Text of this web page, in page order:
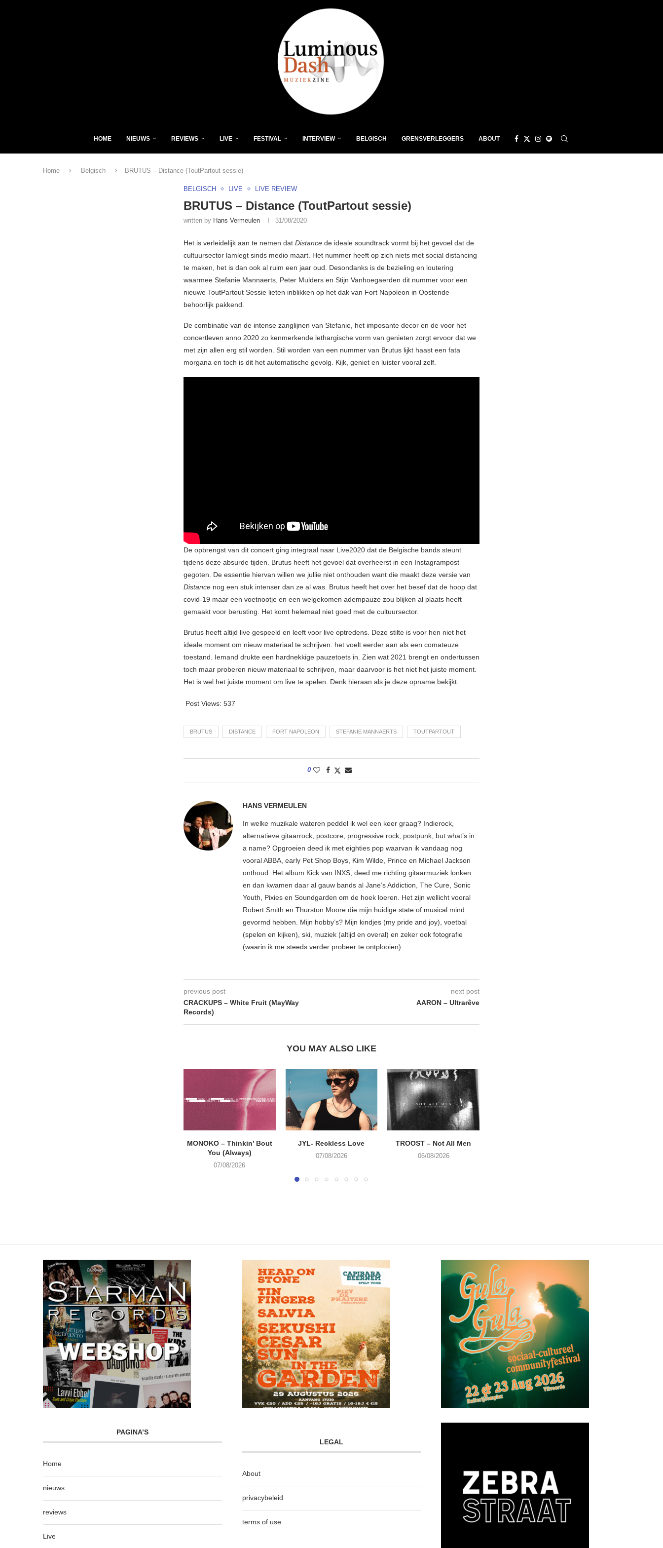
HOME NIEUWS REVIEWS LIVE FESTIVAL INTERVIEW BELGISCH GRENSVERLEGGERS ABOUT
Home Belgisch BRUTUS – Distance (ToutPartout sessie)
BELGISCH LIVE LIVE REVIEW
BRUTUS – Distance (ToutPartout sessie)
written by Hans Vermeulen 31/08/2020
Het is verleidelijk aan te nemen dat Distance de ideale soundtrack vormt bij het gevoel dat de
cultuursector lamlegt sinds medio maart. Het nummer heeft op zich niets met social distancing
te maken, het is dan ook al ruim een jaar oud. Desondanks is de bezieling en loutering
waarmee Stefanie Mannaerts, Peter Mulders en Stijn Vanhoegaerden dit nummer voor een
nieuwe ToutPartout Sessie lieten inblikken op het dak van Fort Napoleon in Oostende
behoorlijk pakkend.
De combinatie van de intense zanglijnen van Stefanie, het imposante decor en de voor het
concertleven anno 2020 zo kenmerkende lethargische vorm van genieten zorgt ervoor dat we
met zijn allen erg stil worden. Stil worden van een nummer van Brutus lijkt haast een fata
morgana en toch is dit het automatische gevolg. Kijk, geniet en luister vooral zelf.
De opbrengst van dit concert ging integraal naar Live2020 dat de Belgische bands steunt
tijdens deze absurde tijden. Brutus heeft het gevoel dat overheerst in een Instagrampost
gegoten. De essentie hiervan willen we jullie niet onthouden want die maakt deze versie van
Distance nog een stuk intenser dan ze al was. Brutus heeft het over het besef dat de hoop dat
covid-19 maar een voetnootje en een welgekomen adempauze zou blijken al plaats heeft
gemaakt voor berusting. Het komt helemaal niet goed met de cultuursector.
Brutus heeft altijd live gespeeld en leeft voor live optredens. Deze stilte is voor hen niet het
ideale moment om nieuw materiaal te schrijven. het voelt eerder aan als een comateuze
toestand. Iemand drukte een hardnekkige pauzetoets in. Zien wat 2021 brengt en ondertussen
toch maar proberen nieuw materiaal te schrijven, maar daarvoor is het niet het juiste moment.
Het is wel het juiste moment om live te spelen. Denk hieraan als je deze opname bekijkt.
Post Views: 537
BRUTUS DISTANCE FORT NAPOLEON STEFANIE MANNAERTS TOUTPARTOUT
0
HANS VERMEULEN
In welke muzikale wateren peddel ik wel een keer graag? Indierock,
alternatieve gitaarrock, postcore, progressive rock, postpunk, but what’s in
a name? Opgroeien deed ik met eighties pop waarvan ik vandaag nog
vooral ABBA, early Pet Shop Boys, Kim Wilde, Prince en Michael Jackson
onthoud. Het album Kick van INXS, deed me richting gitaarmuziek lonken
en dan kwamen daar al gauw bands al Jane’s Addiction, The Cure, Sonic
Youth, Pixies en Soundgarden om de hoek loeren. Het zijn wellicht vooral
Robert Smith en Thurston Moore die mijn huidige state of musical mind
gevormd hebben. Mijn hobby’s? Mijn kindjes (my pride and joy), voetbal
(spelen en kijken), ski, muziek (altijd en overal) en zeker ook fotografie
(waarin ik me steeds verder probeer te ontplooien).
previous post
CRACKUPS – White Fruit (MayWay
Records)
next post
AARON – Ultrarêve
YOU MAY ALSO LIKE
MONOKO – Thinkin’ Bout
You (Always)
07/08/2026
JYL- Reckless Love
07/08/2026
TROOST – Not All Men
06/08/2026
PAGINA’S
Home
nieuws
reviews
Live
LEGAL
About
privacybeleid
terms of use